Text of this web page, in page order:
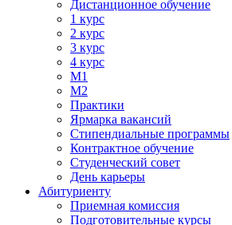
Дистанционное обучение
1 курс
2 курс
3 курс
4 курс
М1
М2
Практики
Ярмарка вакансий
Стипендиальные программы
Контрактное обучение
Студенческий совет
День карьеры
Абитуриенту
Приемная комиссия
Подготовительные курсы